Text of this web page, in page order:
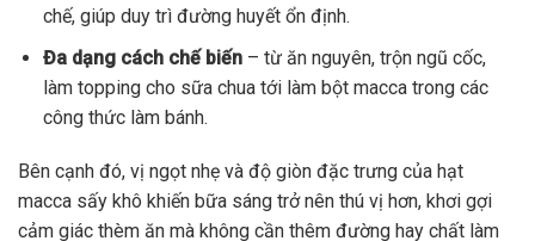
chế, giúp duy trì đường huyết ổn định.
Đa dạng cách chế biến– từ ăn nguyên, trộn ngũ cốc,
làm topping cho sữa chua tới làm bột macca trong các
công thức làm bánh.
Bên cạnh đó, vị ngọt nhẹ và độ giòn đặc trưng của hạt
macca sấy khô khiến bữa sáng trở nên thú vị hơn, khơi gợi
cảm giác thèm ăn mà không cần thêm đường hay chất làm